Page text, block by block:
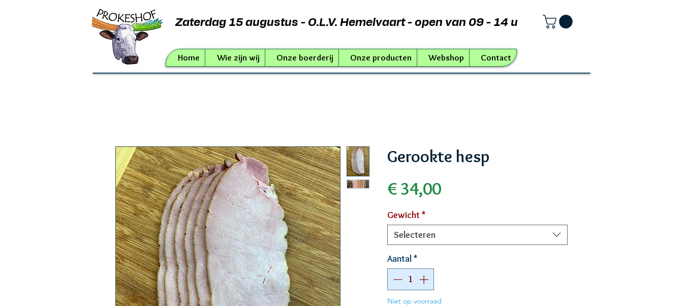
Zaterdag 15 augustus - O.L.V. Hemelvaart - open van 09 - 14 u
Home Wie zijn wij Onze boerderij Onze producten Webshop Contact
Gerookte hesp
€ 34,00Prijs
Gewicht *
Selecteren
Aantal*
Niet op voorraad